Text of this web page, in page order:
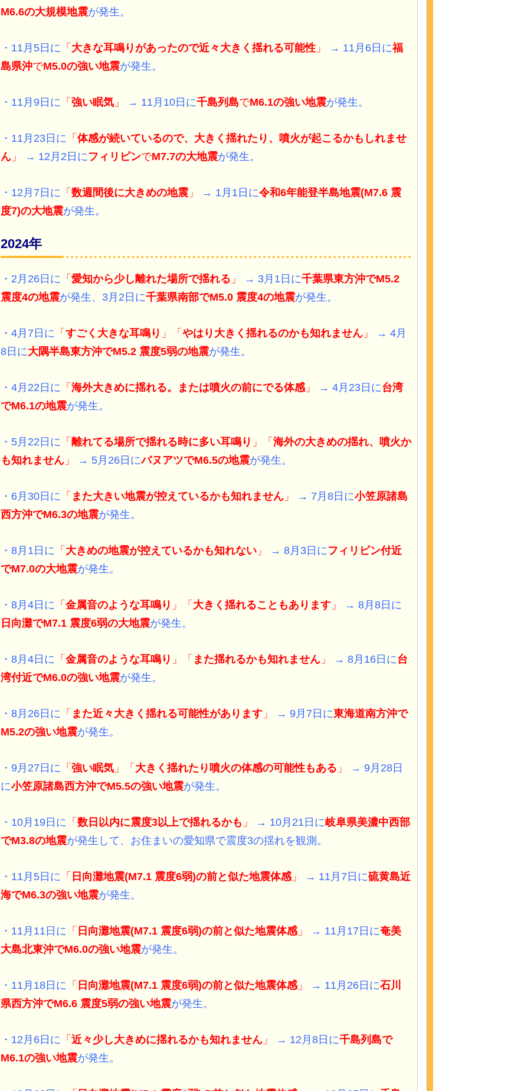
M6.6の大規模地震が発生。
・11月5日に 「 大きな耳鳴りがあったので近々大きく揺れる可能性 」 → 11月6日に福
島県沖でM5.0の強い地震が発生。
・11月9日に 「 強い眠気 」 → 11月10日に千島列島でM6.1の強い地震が発生。
・11月23日に 「 体感が続いているので、大きく揺れたり、噴火が起こるかもしれませ
ん 」 → 12月2日にフィリピンでM7.7の大地震が発生。
・12月7日に 「 数週間後に大きめの地震 」 → 1月1日に令和6年能登半島地震(M7.6 震
度7)の大地震が発生。
2024年
・2月26日に 「 愛知から少し離れた場所で揺れる 」 → 3月1日に千葉県東方沖でM5.2
震度4の地震が発生、3月2日に千葉県南部でM5.0 震度4の地震が発生。
・4月7日に 「 すごく大きな耳鳴り 」「 やはり大きく揺れるのかも知れません 」
→ 4月
8日に大隅半島東方沖でM5.2 震度5弱の地震が発生。
・4月22日に 「 海外大きめに揺れる。または噴火の前にでる体感」 → 4月23日に台湾
でM6.1の地震が発生。
・5月22日に 「 離れてる場所で揺れる時に多い耳鳴り 」「 海外の大きめの揺れ、噴火か
も知れません 」 → 5月26日にバヌアツでM6.5の地震が発生。
・6月30日に 「 また大きい地震が控えているかも知れません 」 → 7月8日に小笠原諸島
西方沖でM6.3の地震が発生。
・8月1日に 「 大きめの地震が控えているかも知れない 」 → 8月3日にフィリピン付近
でM7.0の大地震が発生。
・8月4日に 「 金属音のような耳鳴り 」「 大きく揺れることもあります 」
→ 8月8日に
日向灘でM7.1 震度6弱の大地震が発生。
・8月4日に 「 金属音のような耳鳴り 」「 また揺れるかも知れません 」 → 8月16日に台
湾付近でM6.0の強い地震が発生。
・8月26日に 「 また近々大きく揺れる可能性があります 」 → 9月7日に東海道南方沖で
M5.2の強い地震が発生。
・9月27日に 「 強い眠気 」「 大きく揺れたり噴火の体感の可能性もある 」
→ 9月28日
に小笠原諸島西方沖でM5.5の強い地震が発生。
・10月19日に 「 数日以内に震度3以上で揺れるかも 」 → 10月21日に岐阜県美濃中西部
でM3.8の地震が発生して、お住まいの愛知県で震度3の揺れを観測。
・11月5日に 「 日向灘地震(M7.1 震度6弱)の前と似た地震体感」 → 11月7日に硫黄島近
海でM6.3の強い地震が発生。
・11月11日に 「 日向灘地震(M7.1 震度6弱)の前と似た地震体感」 → 11月17日に奄美
大島北東沖でM6.0の強い地震が発生。
・11月18日に 「 日向灘地震(M7.1 震度6弱)の前と似た地震体感」 → 11月26日に石川
県西方沖でM6.6 震度5弱の強い地震が発生。
・12月6日に 「 近々少し大きめに揺れるかも知れません 」 → 12月8日に千島列島で
M6.1の強い地震が発生。